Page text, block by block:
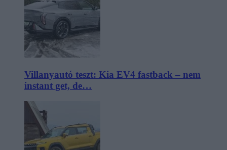
Villanyautó teszt: Kia EV4 fastback – nem
instant get, de…